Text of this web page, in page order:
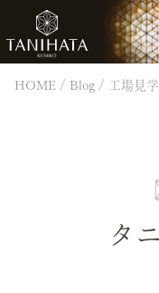
HOME Blog 工場見学
タ